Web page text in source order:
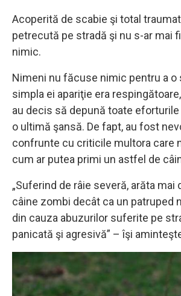
Acoperită de scabie şi total
petrecută pe stradă şi nu s-ar mai
nimic.
Nimeni nu făcuse nimic pentru a o
simpla ei apariţie era
au decis să depună toate
o ultimă şansă. De fapt, au fost
confrunte cu criticile multora care
cum ar putea primi un astfel de
„Suferind de râie severă, arăta mai
câine zombi decât ca un patruped
din cauza abuzurilor suferite pe
panicată şi agresivă” – îşi